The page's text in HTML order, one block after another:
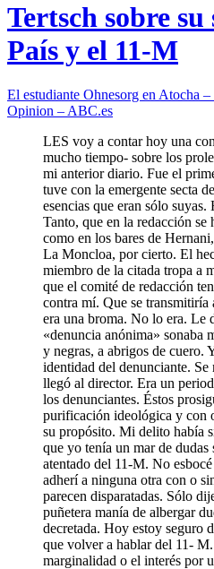
Tertsch sobre
País y el 11-M
El estudiante Ohnesorg en Atocha
Opinion – ABC.es
LES voy a contar hoy una
mucho tiempo- sobre los
mi anterior diario. Fue el
tuve con la emergente secta
esencias que eran sólo
Tanto, que en la redacción se
como en los bares de
La Moncloa, por cierto. El
miembro de la citada tropa a
que el comité de redacción
contra mí. Que se
era una broma. No lo era. Le
«denuncia anónima» sonaba
y negras, a abrigos de cuero.
identidad del denunciante.
llegó al director. Era un
los denunciantes. Éstos
purificación ideológica y con
su propósito. Mi delito había
que yo tenía un mar de dudas
atentado del 11-M. No
adherí a ninguna otra con o
parecen disparatadas. Sólo
puñetera manía de albergar
decretada. Hoy estoy seguro
que volver a hablar del 11-
marginalidad o el interés por